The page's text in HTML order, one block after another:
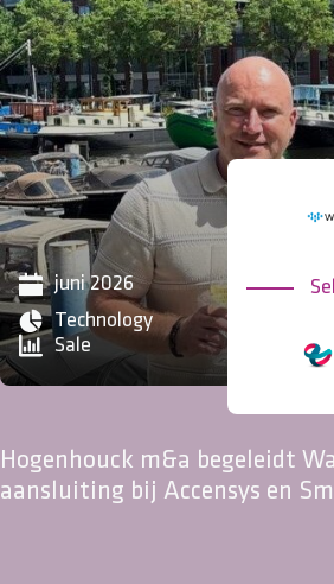
mei 2026
Technology
Pulsr bundelt krachten met